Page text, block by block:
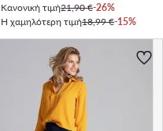
Κανονική τιμή21,90 €-26%
Η χαμηλότερη τιμή18,99 €-15%